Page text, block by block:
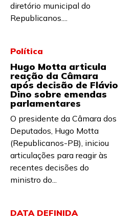
diretório municipal do
Republicanos....
Política
Hugo Motta articula
reação da Câmara
após decisão de Flávio
Dino sobre emendas
parlamentares
O presidente da Câmara dos
Deputados, Hugo Motta
(Republicanos-PB), iniciou
articulações para reagir às
recentes decisões do
ministro do...
DATA DEFINIDA